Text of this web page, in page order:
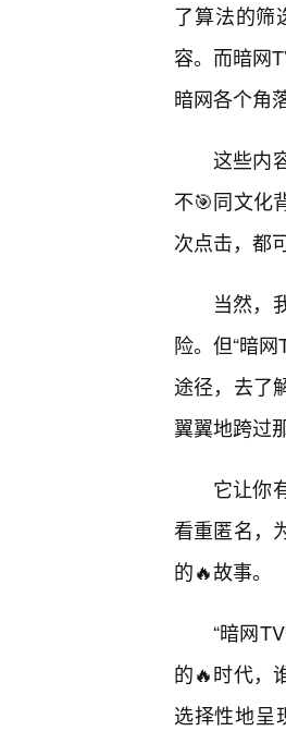
了算法的筛
容。而暗网
暗网各个角
这些内
不🎯同文化
次点击，都
当然，
险。但“暗
途径，去了
翼翼地跨过
它让你
看重匿名，
的🔥故事。
“暗网
的🔥时代，
选择性地呈